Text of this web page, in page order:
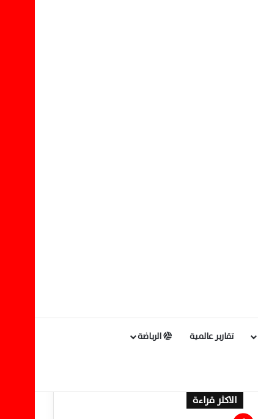
تقارير عالمية الرياضة
الاكثر قراءة